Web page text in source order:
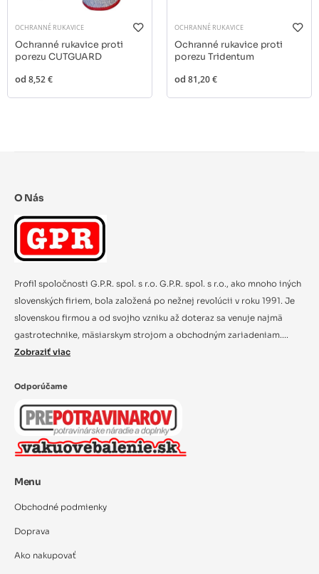
OCHRANNÉ RUKAVICE
Ochranné rukavice proti
porezu CUTGUARD
od 8,52 €
OCHRANNÉ RUKAVICE
Ochranné rukavice proti
porezu Tridentum
od 81,20 €
O Nás
Profil spoločnosti G.P.R. spol. s r.o. G.P.R. spol. s r.o., ako mnoho iných
slovenských firiem, bola založená po nežnej revolúcii v roku 1991. Je
slovenskou firmou a od svojho vzniku až doteraz sa venuje najmä
gastrotechnike, mäsiarskym strojom a obchodným zariadeniam....
Zobraziť viac
Odporúčame
Menu
Obchodné podmienky
Doprava
Ako nakupovať